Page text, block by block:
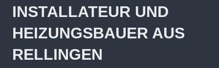
INSTALLATEUR UND
HEIZUNGSBAUER AUS
RELLINGEN